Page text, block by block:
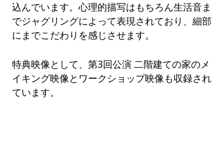
込んでいます。心理的描写はもちろん生活音ま
でジャグリングによって表現されており、細部
にまでこだわりを感じさせます。
特典映像として、第3回公演 二階建ての家のメ
イキング映像とワークショップ映像も収録され
ています。